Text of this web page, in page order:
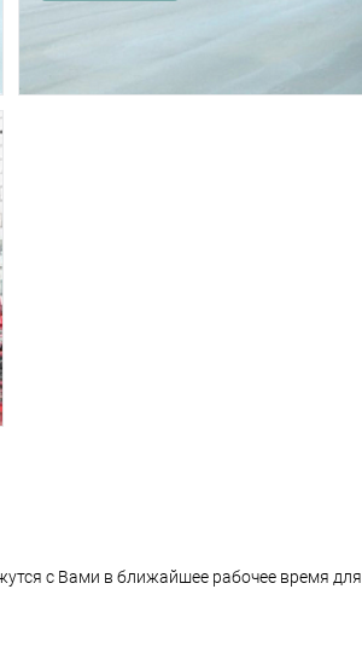
с Вами в ближайшее рабочее время для